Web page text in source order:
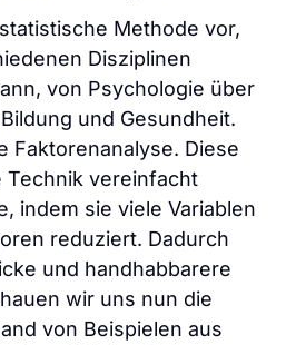
Methode vor,
Disziplinen
von Psychologie über
und Gesundheit.
Faktorenanalyse. Diese
Technik vereinfacht
indem sie viele Variablen
reduziert. Dadurch
und handhabbarere
wir uns nun die
von Beispielen aus